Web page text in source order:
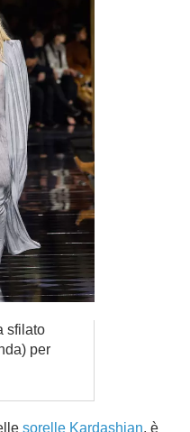
sfilato
per
sorelle Kardashian, è